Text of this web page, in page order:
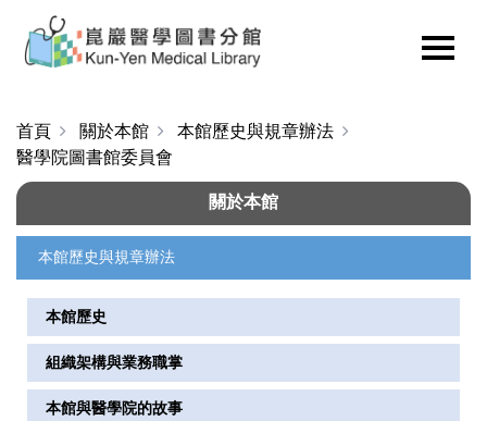
首頁 關於本館
本館歷史與規章辦法
醫學院圖書館委員會
關於本館
本館歷史與規章辦法
本館歷史
組織架構與業務職掌
本館與醫學院的故事